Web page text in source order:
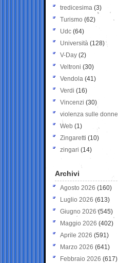
tredicesima (3)
Turismo (62)
Udc (64)
Università (128)
V-Day (2)
Veltroni (30)
Vendola (41)
Verdi (16)
Vincenzi (30)
violenza sulle donne
Web (1)
Zingaretti (10)
zingari (14)
Archivi
Agosto 2026 (160)
Luglio 2026 (613)
Giugno 2026 (545)
Maggio 2026 (402)
Aprile 2026 (591)
Marzo 2026 (641)
Febbraio 2026 (617)